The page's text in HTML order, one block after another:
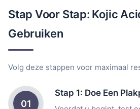
Stap Voor Stap: Kojic
Gebruiken
Volg deze stappen voor maximaal
01
Stap 1: Doe Een